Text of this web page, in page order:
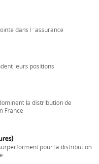
dans l´assurance
leurs positions
la distribution de
France
pour la distribution